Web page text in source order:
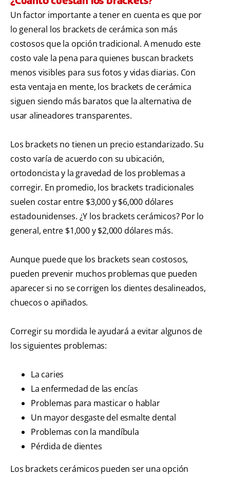
Un factor importante a tener en cuenta es que por
lo general los brackets de cerámica son más
costosos que la opción tradicional. A menudo este
costo vale la pena para quienes buscan brackets
menos visibles para sus fotos y vidas diarias. Con
esta ventaja en mente, los brackets de cerámica
siguen siendo más baratos que la alternativa de
usar alineadores transparentes.
Los brackets no tienen un precio estandarizado. Su
costo varía de acuerdo con su ubicación,
ortodoncista y la gravedad de los problemas a
corregir. En promedio, los brackets tradicionales
suelen costar entre $3,000 y $6,000 dólares
estadounidenses. ¿Y los brackets cerámicos? Por lo
general, entre $1,000 y $2,000 dólares más.
Aunque puede que los brackets sean costosos,
pueden prevenir muchos problemas que pueden
aparecer si no se corrigen los dientes desalineados,
chuecos o apiñados.
Corregir su mordida le ayudará a evitar algunos de
los siguientes problemas:
La caries
La enfermedad de las encías
Problemas para masticar o hablar
Un mayor desgaste del esmalte dental
Problemas con la mandíbula
Pérdida de dientes
Los brackets cerámicos pueden ser una opción